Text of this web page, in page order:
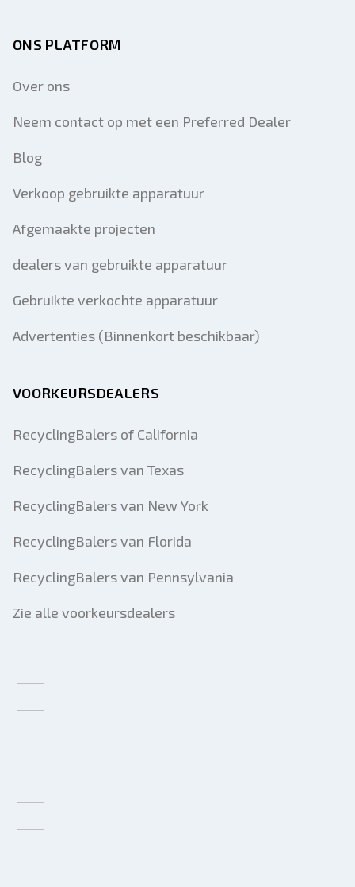
ONS PLATFORM
Over ons
Neem contact op met een Preferred Dealer
Blog
Verkoop gebruikte apparatuur
Afgemaakte projecten
dealers van gebruikte apparatuur
Gebruikte verkochte apparatuur
Advertenties (Binnenkort beschikbaar)
VOORKEURSDEALERS
RecyclingBalers of California
RecyclingBalers van Texas
RecyclingBalers van New York
RecyclingBalers van Florida
RecyclingBalers van Pennsylvania
Zie alle voorkeursdealers